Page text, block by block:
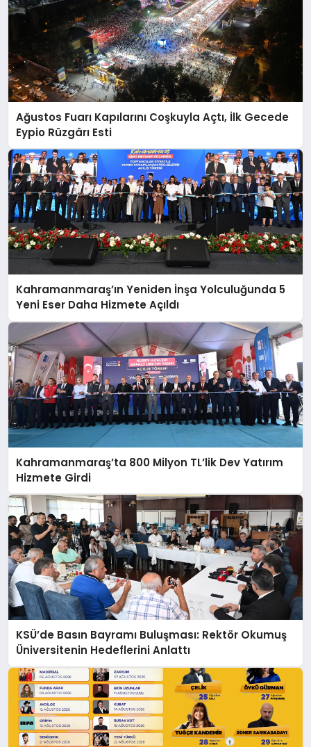
Ağustos Fuarı Kapılarını Coşkuyla Açtı, İlk Gecede
Eypio Rüzgârı Esti
Kahramanmaraş’ın Yeniden İnşa Yolculuğunda 5
Yeni Eser Daha Hizmete Açıldı
Kahramanmaraş’ta 800 Milyon TL’lik Dev Yatırım
Hizmete Girdi
KSÜ’de Basın Bayramı Buluşması: Rektör Okumuş
Üniversitenin Hedeflerini Anlattı